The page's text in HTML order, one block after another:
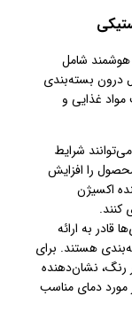
شامل
درون بسته‌بندی
غذایی و
شرایط
را افزایش
اکسیژن
کنند.
قادر به ارائه
هستند. برای
رنگ، نشان‌دهنده
مورد دمای مناسب